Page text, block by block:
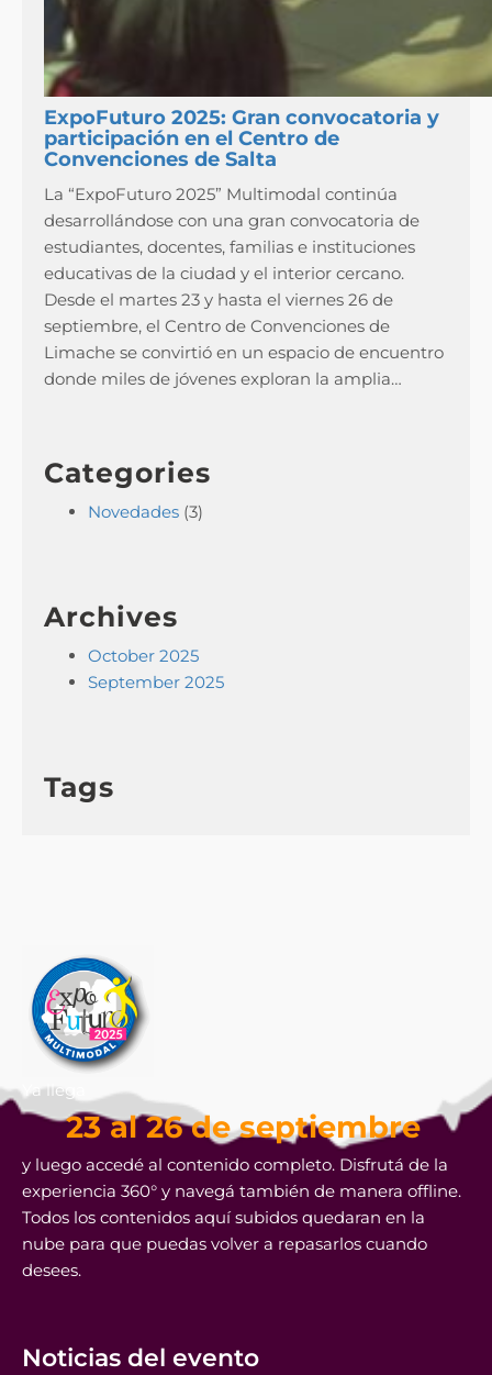
ExpoFuturo 2025: Gran convocatoria y
participación en el Centro de
Convenciones de Salta
La “ExpoFuturo 2025” Multimodal continúa
desarrollándose con una gran convocatoria de
estudiantes, docentes, familias e instituciones
educativas de la ciudad y el interior cercano.
Desde el martes 23 y hasta el viernes 26 de
septiembre, el Centro de Convenciones de
Limache se convirtió en un espacio de encuentro
donde miles de jóvenes exploran la amplia…
Categories
Novedades (3)
Archives
October 2025
September 2025
Tags
Ya llega
23 al 26 de septiembre
y luego accedé al contenido completo. Disfrutá de la
experiencia 360° y navegá también de manera offline.
Todos los contenidos aquí subidos quedaran en la
nube para que puedas volver a repasarlos cuando
desees.
Noticias del evento